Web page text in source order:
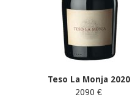
Teso La Monja 2020
2090 €